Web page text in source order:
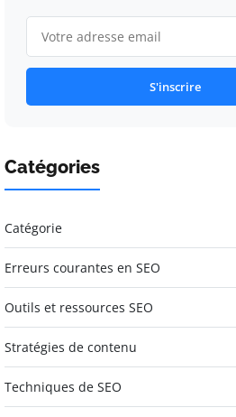
S'inscrire
Catégories
Catégorie
Erreurs courantes en SEO
Outils et ressources SEO
Stratégies de contenu
Techniques de SEO